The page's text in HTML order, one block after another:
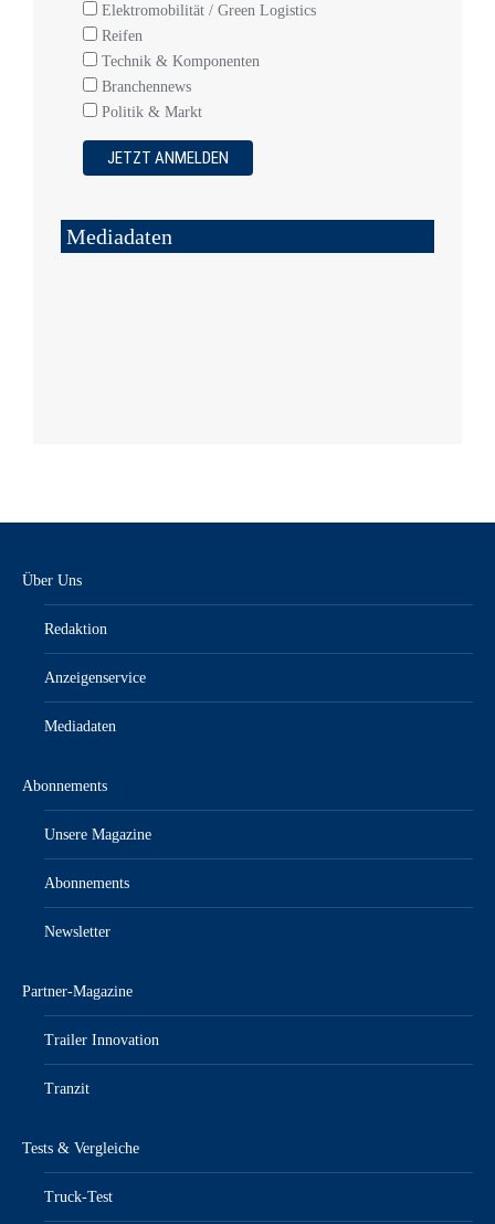
Elektromobilität / Green Logistics
Reifen
Technik & Komponenten
Branchennews
Politik & Markt
Mediadaten
Über Uns
Redaktion
Anzeigenservice
Mediadaten
Abonnements
Unsere Magazine
Abonnements
Newsletter
Partner-Magazine
Trailer Innovation
Tranzit
Tests & Vergleiche
Truck-Test